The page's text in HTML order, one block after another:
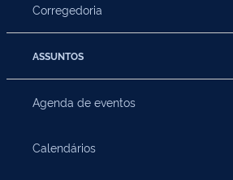
Corregedoria
ASSUNTOS
Agenda de eventos
Calendários